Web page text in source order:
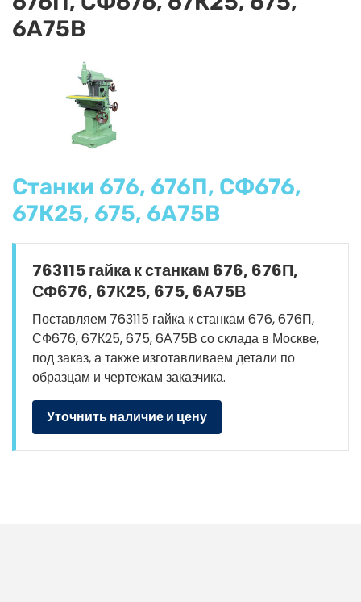
6А75В
Станки 676, 676П, СФ676,
67К25, 675, 6А75В
763115 гайка к станкам 676, 676П,
СФ676, 67К25, 675, 6А75В
Поставляем 763115 гайка к станкам 676, 676П,
СФ676, 67К25, 675, 6А75В со склада в Москве,
под заказ, а также изготавливаем детали по
образцам и чертежам заказчика.
Уточнить наличие и цену